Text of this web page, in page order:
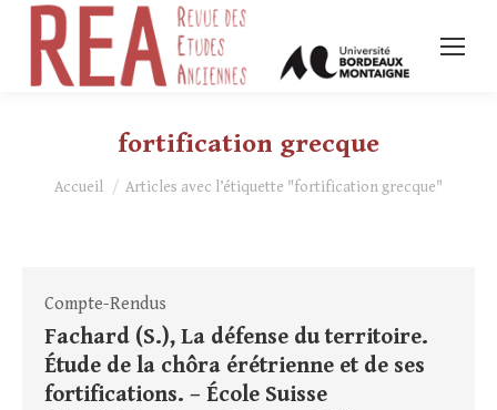
fortification grecque
Vous êtes ici :
Accueil Articles avec l’étiquette "fortification grecque"
Compte-Rendus
Fachard (S.), La défense du territoire.
Étude de la chôra érétrienne et de ses
fortifications. – École Suisse